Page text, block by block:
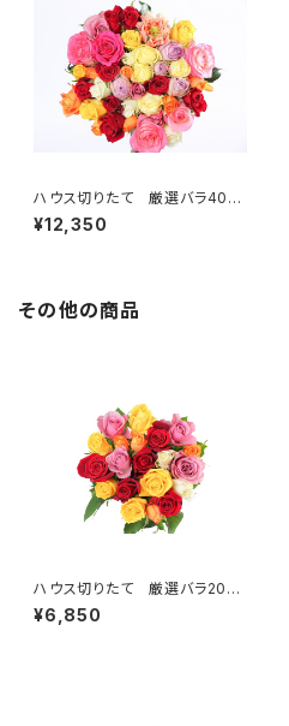
ハウス切りたて 厳選バラ40
本 ＜ご自宅用＞ 【送料無
料】
¥12,350
その他の商品
ハウス切りたて 厳選バラ20
本 ＜ご自宅用＞ 【送料無
料】
¥6,850